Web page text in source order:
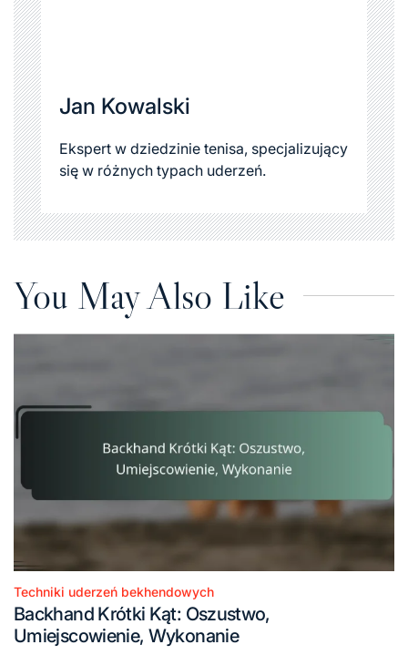
Jan Kowalski
Ekspert w dziedzinie tenisa, specjalizujący
się w różnych typach uderzeń.
You May Also Like
Posted
in
Techniki uderzeń bekhendowych
Backhand Krótki Kąt: Oszustwo,
Umiejscowienie, Wykonanie